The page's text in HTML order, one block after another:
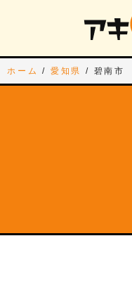
ホーム / 愛知県 / 碧南市